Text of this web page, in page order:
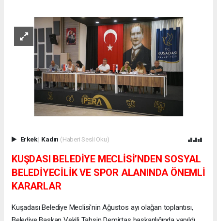
Erkek| Kadın (Haberi Sesli Oku)
KUŞDASI BELEDİYE MECLİSİ’NDEN SOSYAL
BELEDİYECİLİK VE SPOR ALANINDA ÖNEMLİ
KARARLAR
Kuşadası Belediye Meclisi'nin Ağustos ayı olağan toplantısı,